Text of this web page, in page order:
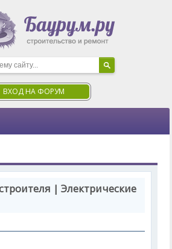
ВХОД НА ФОРУМ
| Электрические